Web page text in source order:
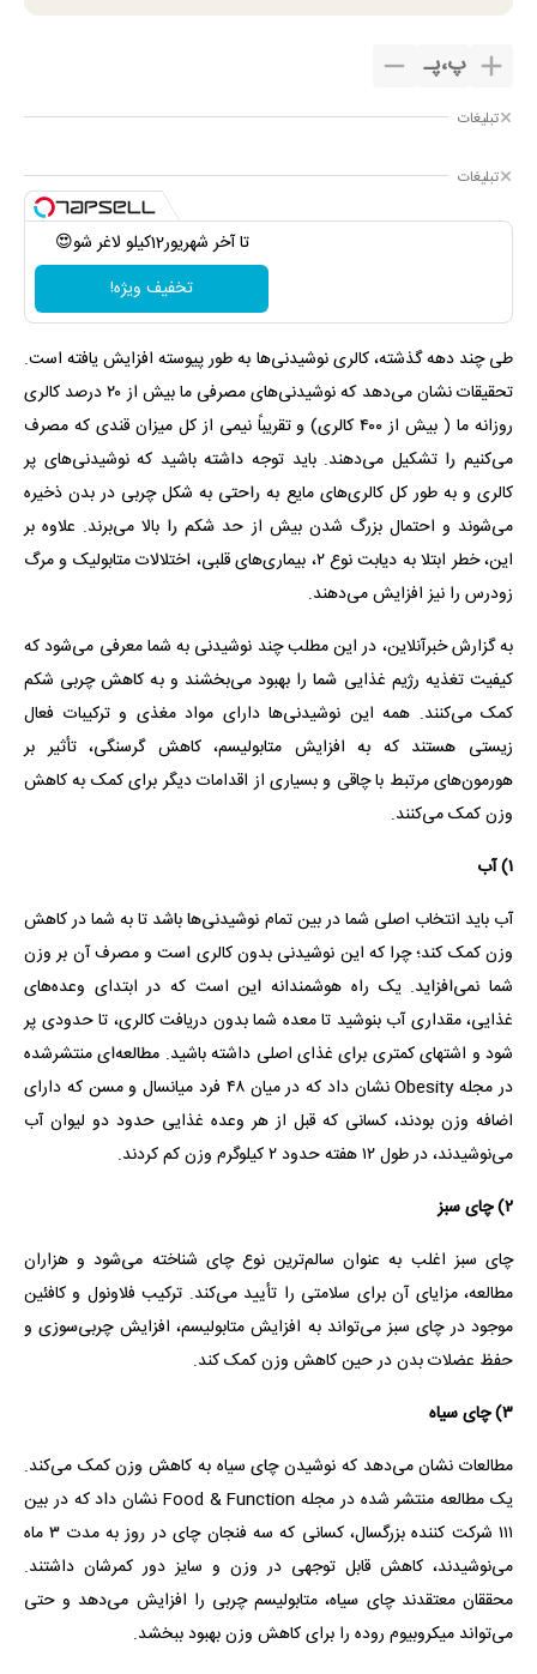
پ،پـ
تبلیغات
تبلیغات
تا آخر شهریور12کیلو لاغر شو😍
تخفیف ویژه!
طی چند دهه گذشته، کالری نوشیدنی‌ها به طور پیوسته افزایش یافته است.
تحقیقات نشان می‌دهد که نوشیدنی‌های مصرفی ما بیش از ۲۰ درصد کالری
روزانه ما ( بیش از ۴۰۰ کالری) و تقریباً نیمی از کل میزان قندی که مصرف
می‌کنیم را تشکیل می‌دهند. باید توجه داشته باشید که نوشیدنی‌های پر
کالری و به طور کل کالری‌های مایع به راحتی به شکل چربی در بدن ذخیره
می‌شوند و احتمال بزرگ شدن بیش از حد شکم را بالا می‌برند. علاوه بر
این، خطر ابتلا به دیابت نوع ۲، بیماری‌های قلبی، اختلالات متابولیک و مرگ
زودرس را نیز افزایش می‌دهند.
به گزارش خبرآنلاین، در این مطلب چند نوشیدنی به شما معرفی می‌شود که
کیفیت تغذیه رژیم غذایی شما را بهبود می‌بخشند و به کاهش چربی شکم
کمک می‌کنند. همه این نوشیدنی‌ها دارای مواد مغذی و ترکیبات فعال
زیستی هستند که به افزایش متابولیسم، کاهش گرسنگی، تأثیر بر
هورمون‌های مرتبط با چاقی و بسیاری از اقدامات دیگر برای کمک به کاهش
وزن کمک می‌کنند.
۱) آب
آب باید انتخاب اصلی شما در بین تمام نوشیدنی‌ها باشد تا به شما در کاهش
وزن کمک کند؛ چرا که این نوشیدنی بدون کالری است و مصرف آن بر وزن
شما نمی‌افزاید. یک راه هوشمندانه این است که در ابتدای وعده‌های
غذایی، مقداری آب بنوشید تا معده شما بدون دریافت کالری، تا حدودی پر
شود و اشتهای کمتری برای غذای اصلی داشته باشید. مطالعه‌ای منتشرشده
در مجله Obesity نشان داد که در میان ۴۸ فرد میانسال و مسن که دارای
اضافه وزن بودند، کسانی که قبل از هر وعده غذایی حدود دو لیوان آب
می‌نوشیدند، در طول ۱۲ هفته حدود ۲ کیلوگرم وزن کم کردند.
۲) چای سبز
چای سبز اغلب به عنوان سالم‌ترین نوع چای شناخته می‌شود و هزاران
مطالعه، مزایای آن برای سلامتی را تأیید می‌کند. ترکیب فلاونول و کافئین
موجود در چای سبز می‌تواند به افزایش متابولیسم، افزایش چربی‌سوزی و
حفظ عضلات بدن در حین کاهش وزن کمک کند.
۳) چای سیاه
مطالعات نشان می‌دهد که نوشیدن چای سیاه به کاهش وزن کمک می‌کند.
یک مطالعه منتشر شده در مجله Food & Function نشان داد که در بین
۱۱۱ شرکت کننده بزرگسال، کسانی که سه فنجان چای در روز به مدت ۳ ماه
می‌نوشیدند، کاهش قابل توجهی در وزن و سایز دور کمرشان داشتند.
محققان معتقدند چای سیاه، متابولیسم چربی را افزایش می‌دهد و حتی
می‌تواند میکروبیوم روده را برای کاهش وزن بهبود ببخشد.